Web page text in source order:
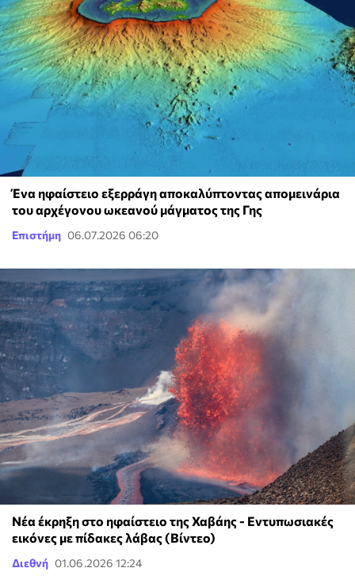
Ένα ηφαίστειο εξερράγη αποκαλύπτοντας απομεινάρια
του αρχέγονου ωκεανού μάγματος της Γης
Επιστήμη 06.07.2026 06:20
Νέα έκρηξη στο ηφαίστειο της Χαβάης - Εντυπωσιακές
εικόνες με πίδακες λάβας (Βίντεο)
Διεθνή 01.06.2026 12:24